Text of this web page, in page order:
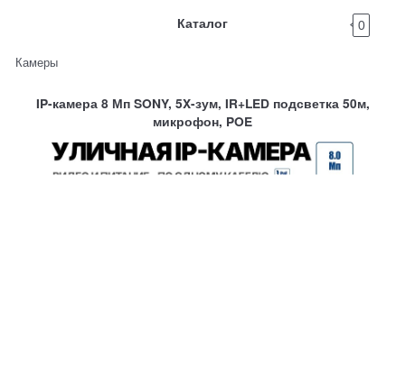
Каталог 0
Камеры
IP-камера 8 Мп SONY, 5X-зум, IR+LED подсветка 50м,
микрофон, POE